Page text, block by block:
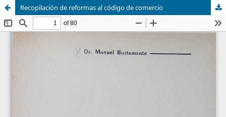
Recopilación de reformas al código de comercio